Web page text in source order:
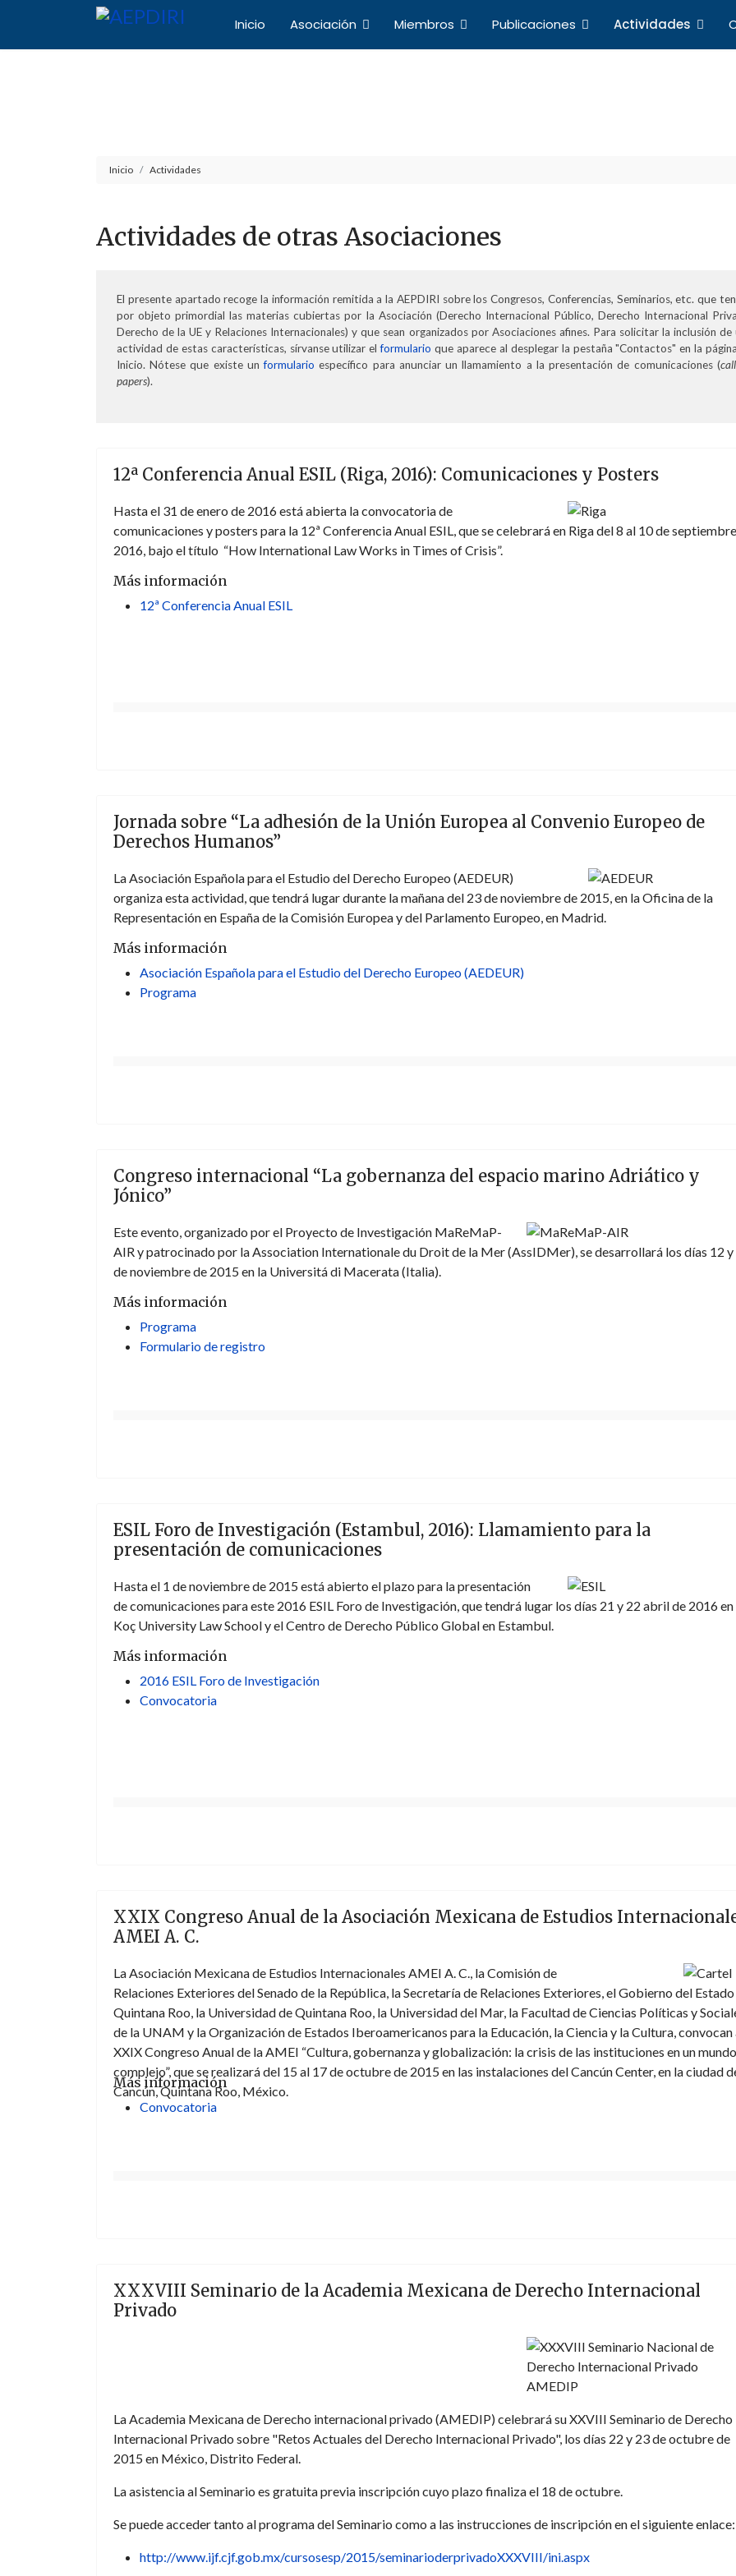
Inicio Asociación Miembros Publicaciones Actividades
Inicio Actividades
Actividades de otras Asociaciones
El presente apartado recoge la información remitida a la AEPDIRI sobre los Congresos, Conferencias, Seminarios, etc. que
por objeto primordial las materias cubiertas por la Asociación (Derecho Internacional Público, Derecho Internacional
Derecho de la UE y Relaciones Internacionales) y que sean organizados por Asociaciones afines. Para solicitar la inclusión de
actividad de estas características, sírvanse utilizar el formulario que aparece al desplegar la pestaña "Contactos" en la
Inicio. Nótese que existe unformulario específico para anunciar un llamamiento a la presentación de comunicaciones (
papers).
12ª Conferencia Anual ESIL (Riga, 2016): Comunicaciones y Posters
Hasta el 31 de enero de 2016 está abierta la convocatoria de
comunicaciones y posters para la 12ª Conferencia Anual ESIL, que se celebrará en Riga del 8 al 10 de
2016, bajo el título “How International Law Works in Times of Crisis”.
Más información
12ª Conferencia Anual ESIL
Jornada sobre “La adhesión de la Unión Europea al Convenio Europeo de
Derechos Humanos”
La Asociación Española para el Estudio del Derecho Europeo (AEDEUR)
organiza esta actividad, que tendrá lugar durante la mañana del 23 de noviembre de 2015, en la Oficina de la
Representación en España de la Comisión Europea y del Parlamento Europeo, en Madrid.
Más información
Asociación Española para el Estudio del Derecho Europeo (AEDEUR)
Programa
Congreso internacional “La gobernanza del espacio marino Adriático y
Jónico”
Este evento, organizado por el Proyecto de Investigación MaReMaP-
AIR y patrocinado por la Association Internationale du Droit de la Mer (AssIDMer), se desarrollará los días 12 y
de noviembre de 2015 en la Universitá di Macerata (Italia).
Más información
Programa
Formulario de registro
ESIL Foro de Investigación (Estambul, 2016): Llamamiento para la
presentación de comunicaciones
Hasta el 1 de noviembre de 2015 está abierto el plazo para la presentación
de comunicaciones para este 2016 ESIL Foro de Investigación, que tendrá lugar los días 21 y 22 abril de 2016 en
Koç University Law School y el Centro de Derecho Público Global en Estambul.
Más información
2016 ESIL Foro de Investigación
Convocatoria
XXIX Congreso Anual de la Asociación Mexicana de Estudios
AMEI A. C.
La Asociación Mexicana de Estudios Internacionales AMEI A. C., la Comisión de
Relaciones Exteriores del Senado de la República, la Secretaría de Relaciones Exteriores, el Gobierno del
Quintana Roo, la Universidad de Quintana Roo, la Universidad del Mar, la Facultad de Ciencias Políticas y
de la UNAM y la Organización de Estados Iberoamericanos para la Educación, la Ciencia y la Cultura, convocan
XXIX Congreso Anual de la AMEI “Cultura, gobernanza y globalización: la crisis de las instituciones en un mundo
complejo”, que se realizará del 15 al 17 de octubre de 2015 en las instalaciones del Cancún Center, en la ciudad
Cancún, Quintana Roo, México.
Más información
Convocatoria
XXXVIII Seminario de la Academia Mexicana de Derecho Internacional
Privado
La Academia Mexicana de Derecho internacional privado (AMEDIP) celebrará su XXVIII Seminario de Derecho
Internacional Privado sobre "Retos Actuales del Derecho Internacional Privado", los días 22 y 23 de octubre de
2015 en México, Distrito Federal.
La asistencia al Seminario es gratuita previa inscripción cuyo plazo finaliza el 18 de octubre.
Se puede acceder tanto al programa del Seminario como a las instrucciones de inscripción en el siguiente enlace:
http://www.ijf.cjf.gob.mx/cursosesp/2015/seminarioderprivadoXXXVIII/ini.aspx